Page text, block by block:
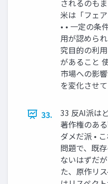
されるのも
米は「フェア
• • 一定の条
用が認めら
究目的の利
があること
市場への影
を変化させ
33.
33 反AI派は
著作権のあ
ダメだ派 •
問題で、既
ないはずだ
た、原作リ